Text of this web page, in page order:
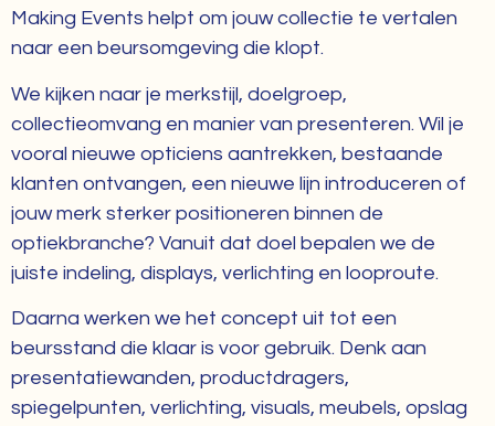
Making Events helpt om jouw collectie te vertalen
naar een beursomgeving die klopt.
We kijken naar je merkstijl, doelgroep,
collectieomvang en manier van presenteren. Wil je
vooral nieuwe opticiens aantrekken, bestaande
klanten ontvangen, een nieuwe lijn introduceren of
jouw merk sterker positioneren binnen de
optiekbranche? Vanuit dat doel bepalen we de
juiste indeling, displays, verlichting en looproute.
Daarna werken we het concept uit tot een
beursstand die klaar is voor gebruik. Denk aan
presentatiewanden, productdragers,
spiegelpunten, verlichting, visuals, meubels, opslag